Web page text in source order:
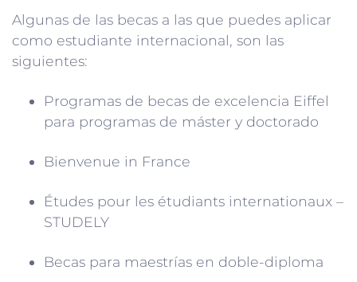
Algunas de las becas a las que puedes aplicar
como estudiante internacional, son las
siguientes:
Programas de becas de excelencia Eiffel
para programas de máster y doctorado
Bienvenue in France
Études pour les étudiants internationaux –
STUDELY
Becas para maestrías en doble-diploma